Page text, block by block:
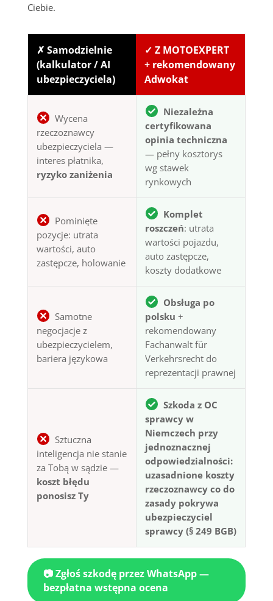
Ciebie.
✗ Samodzielnie
(kalkulator / AI
ubezpieczyciela)
✓ Z MOTOEXPERT
+ rekomendowany
Adwokat
Wycena
rzeczoznawcy
ubezpieczyciela —
interes płatnika,
ryzyko zaniżenia
Niezależna
certyfikowana
opinia techniczna
— pełny kosztorys
wg stawek
rynkowych
Pominięte
pozycje: utrata
wartości, auto
zastępcze, holowanie
Komplet
roszczeń: utrata
wartości pojazdu,
auto zastępcze,
koszty dodatkowe
Samotne
negocjacje z
ubezpieczycielem,
bariera językowa
Obsługa po
polsku +
rekomendowany
Fachanwalt für
Verkehrsrecht do
reprezentacji prawnej
Sztuczna
inteligencja nie stanie
za Tobą w sądzie —
koszt błędu
ponosisz Ty
Szkoda z OC
sprawcy w
Niemczech przy
jednoznacznej
odpowiedzialności:
uzasadnione koszty
rzeczoznawcy co do
zasady pokrywa
ubezpieczyciel
sprawcy (§ 249 BGB)
📷 Zgłoś szkodę przez WhatsApp —
bezpłatna wstępna ocena